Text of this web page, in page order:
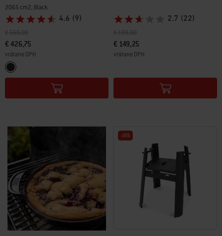
2065 cm2, Black
4.6 (9)
Cena znížená z
€ 569,00do
€ 426,75
vrátane DPH
Color Options
Black
2.7 (22)
Cena znížená z
€ 199,00do
€ 149,25
vrátane DPH
-25%